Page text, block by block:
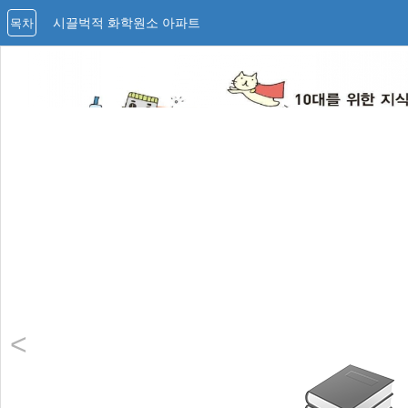
시끌벅적 화학원소 아파트
목차
<